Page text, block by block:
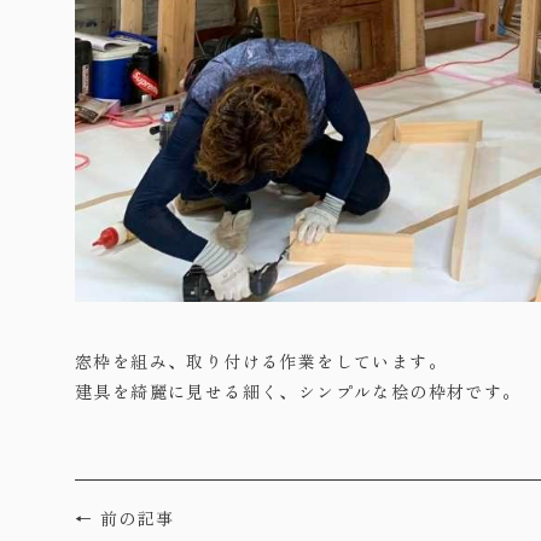
窓枠を組み、取り付ける作業をしています。
建具を綺麗に見せる細く、シンプルな桧の枠材です。
← 前の記事